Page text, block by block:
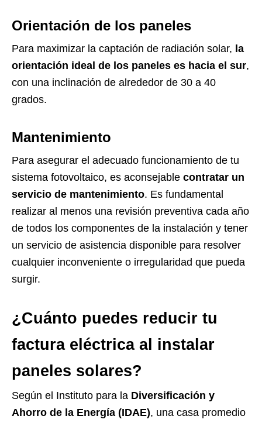
Orientación de los paneles
Para maximizar la captación de radiación solar, la
orientación ideal de los paneles es hacia el sur,
con una inclinación de alrededor de 30 a 40
grados.
Mantenimiento
Para asegurar el adecuado funcionamiento de tu
sistema fotovoltaico, es aconsejable contratar un
servicio de mantenimiento. Es fundamental
realizar al menos una revisión preventiva cada año
de todos los componentes de la instalación y tener
un servicio de asistencia disponible para resolver
cualquier inconveniente o irregularidad que pueda
surgir.
¿Cuánto puedes reducir tu
factura eléctrica al instalar
paneles solares?
Según el Instituto para la Diversificación y
Ahorro de la Energía (IDAE), una casa promedio